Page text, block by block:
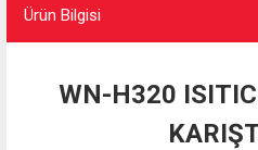
Ürün Bilgisi
WN-H320